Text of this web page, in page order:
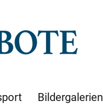
Bildergalerien